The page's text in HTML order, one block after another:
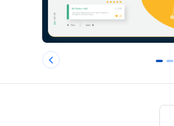
0 1